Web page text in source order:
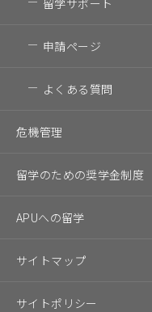
留学サポート
申請ページ
よくある質問
危機管理
留学のための奨学金制度
APUへの留学
サイトマップ
サイトポリシー